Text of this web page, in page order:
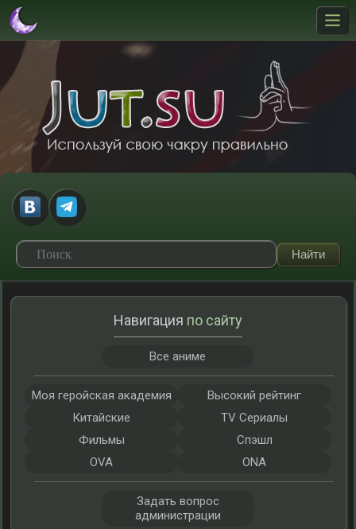
Навигация по сайту
Все аниме
Моя геройская академия
Высокий рейтинг
Китайские
TV Сериалы
Фильмы
Спэшл
OVA
ONA
Задать вопрос
администрации